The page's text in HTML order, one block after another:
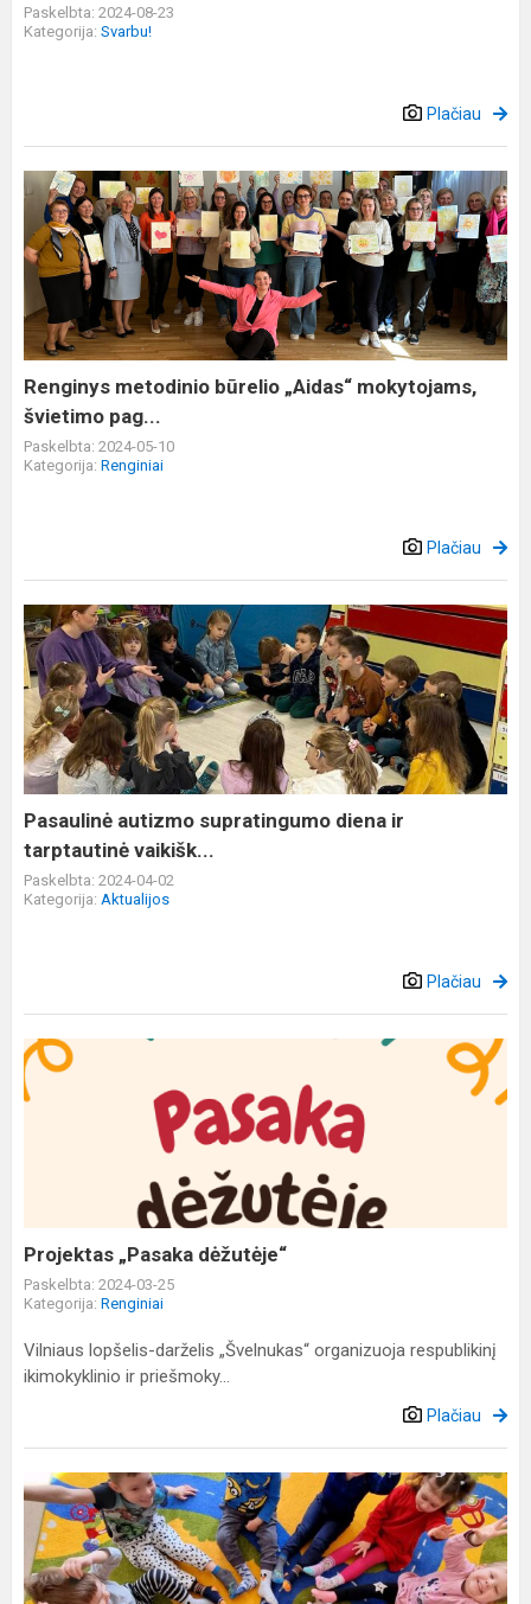
Paskelbta: 2024-08-23
Kategorija: Svarbu!
Plačiau
Renginys
metodinio
būrelio
„Aidas“
mokytojams,
švietimo
pag...
Renginys metodinio būrelio „Aidas“ mokytojams,
švietimo pag...
Paskelbta: 2024-05-10
Kategorija: Renginiai
Plačiau
Pasaulinė
autizmo
supratingumo
diena
ir
tarptautinė
vaikišk...
Pasaulinė autizmo supratingumo diena ir
tarptautinė vaikišk...
Paskelbta: 2024-04-02
Kategorija: Aktualijos
Plačiau
Projektas
„Pasaka
dėžutėje“
Projektas „Pasaka dėžutėje“
Paskelbta: 2024-03-25
Kategorija: Renginiai
Vilniaus lopšelis-darželis „Švelnukas“ organizuoja respublikinį
ikimokyklinio ir priešmoky...
Plačiau
Visi
esame
skirtingi